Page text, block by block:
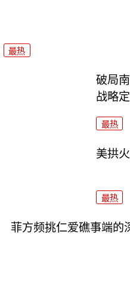
最热
破局
战略
最热
美拱
最热
菲方频挑仁爱礁事端的